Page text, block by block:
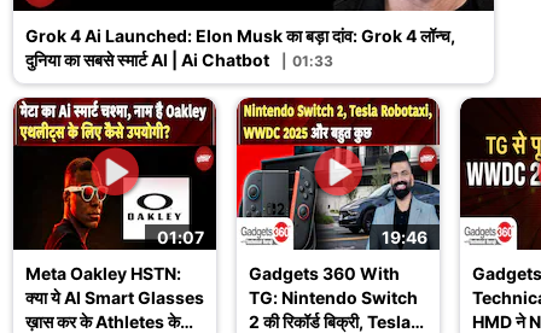
Grok 4 Ai Launched: Elon Musk का बड़ा दांव: Grok 4 लॉन्च,
दुनिया का सबसे स्मार्ट AI | Ai Chatbot
01:33
01:07
Meta Oakley HSTN:
क्या ये AI Smart Glasses
ख़ास कर के Athletes के
19:46
Gadgets 360 With
TG: Nintendo Switch
2 की रिकॉर्ड बिक्री, Tesla
HMD ने